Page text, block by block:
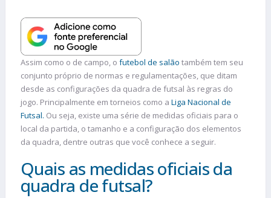
Assim como o de campo, o futebol de salão também tem seu
conjunto próprio de normas e regulamentações, que ditam
desde as configurações da quadra de futsal às regras do
jogo. Principalmente em torneios como a Liga Nacional de
Futsal. Ou seja, existe uma série de medidas oficiais para o
local da partida, o tamanho e a configuração dos elementos
da quadra, dentre outras que você conhece a seguir.
Quais as medidas oficiais da
quadra de futsal?